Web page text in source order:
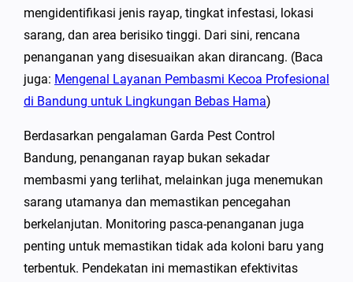
mengidentifikasi jenis rayap, tingkat infestasi, lokasi
sarang, dan area berisiko tinggi. Dari sini, rencana
penanganan yang disesuaikan akan dirancang. (Baca
juga: Mengenal Layanan Pembasmi Kecoa Profesional
di Bandung untuk Lingkungan Bebas Hama)
Berdasarkan pengalaman Garda Pest Control
Bandung, penanganan rayap bukan sekadar
membasmi yang terlihat, melainkan juga menemukan
sarang utamanya dan memastikan pencegahan
berkelanjutan. Monitoring pasca-penanganan juga
penting untuk memastikan tidak ada koloni baru yang
terbentuk. Pendekatan ini memastikan efektivitas